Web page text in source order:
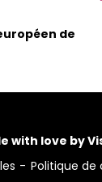
de
with love by
Politique